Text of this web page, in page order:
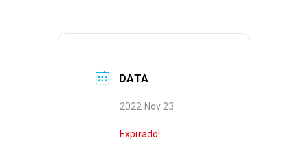
DATA
2022 Nov 23
Expirado!